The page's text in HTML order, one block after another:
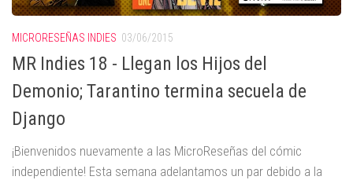
MICRORESEÑAS INDIES 03/06/2015
MR Indies 18 - Llegan los Hijos del
Demonio; Tarantino termina secuela de
Django
¡Bienvenidos nuevamente a las MicroReseñas del cómic
independiente! Esta semana adelantamos un par debido a la